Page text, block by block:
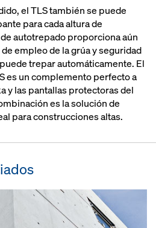
el TLS también se puede
para cada altura de
autotrepado proporciona aún
empleo de la grúa y seguridad
trepar automáticamente. El
es un complemento perfecto a
y las pantallas protectoras del
es la solución de
para construcciones altas.